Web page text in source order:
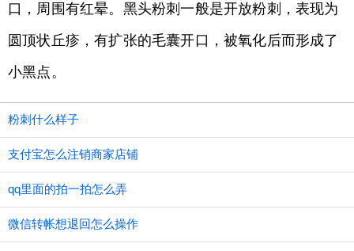
口，周围有红晕。黑头粉刺一般是开放粉刺，表现为
圆顶状丘疹，有扩张的毛囊开口，被氧化后而形成了
小黑点。
粉刺什么样子
支付宝怎么注销商家店铺
qq里面的拍一拍怎么弄
微信转帐想退回怎么操作